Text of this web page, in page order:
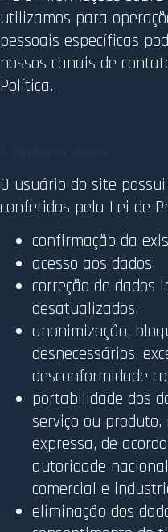
utilizamos para
pessoais específicas
nossos canais de
Política.
O usuário do site
conferidos pela Lei de
confirmação da
acesso aos dados;
correção de dados
desatualizados;
anonimização,
desnecessários,
desconformidade
portabilidade dos
serviço ou
expressa, de
autoridade
comercial e
eliminação dos